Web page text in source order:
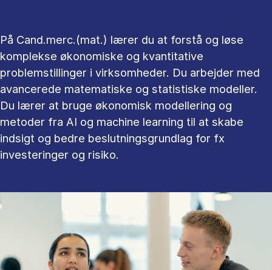
På Cand.merc.(mat.) lærer du at forstå og løse
komplekse økonomiske og kvantitative
problemstillinger i virksomheder. Du arbejder med
avancerede matematiske og statistiske modeller.
Du lærer at bruge økonomisk modellering og
metoder fra AI og machine learning til at skabe
indsigt og bedre beslutningsgrundlag for fx
investeringer og risiko.